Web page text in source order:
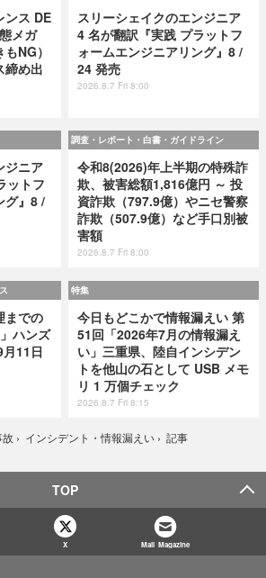
ンス DE
メガ
NG）
締め出
スリーシェイクのエンジニア
4 名が翻訳『実践 プラットフ
ォームエンジニアリング』8 /
24 発売
2026.8.7 Fri 8:00
ジニア
ットフ
グ』8 /
調査・レポート・白書・ガイドライン
令和8(2026)年上半期の特殊詐
欺、被害総額1,816億円 ～ 投
資詐欺（797.9億）やニセ警察
詐欺（507.9億）など手口別被
害額
2026.8.7 Fri 8:00
までの
ハンズ
11日
特集
今日もどこかで情報漏えい 第
51回「2026年7月の情報漏え
い」三重県、陸自インシデン
トを他山の石として USB メモ
リ 1 万個チェック
2026.8.7 Fri 8:15
故 › インシデント・情報漏えい › 記事
TOP
X Mail Magazine